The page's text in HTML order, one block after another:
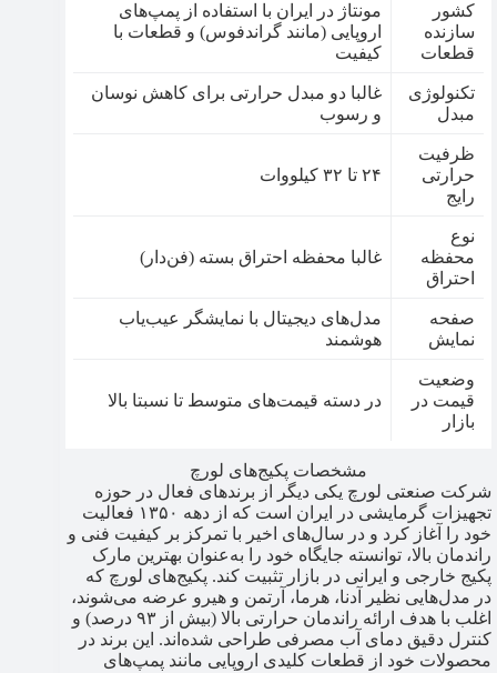
کشور
سازنده
قطعات
مونتاژ در ایران با استفاده از پمپ‌های
اروپایی (مانند گراندفوس) و قطعات با
کیفیت
تکنولوژی
مبدل
غالبا دو مبدل حرارتی برای کاهش نوسان
و رسوب
ظرفیت
حرارتی
رایج
۲۴ تا ۳۲ کیلووات
نوع
محفظه
احتراق
غالبا محفظه احتراق بسته (فن‌دار)
صفحه
نمایش
مدل‌های دیجیتال با نمایشگر عیب‌یاب
هوشمند
وضعیت
قیمت در
بازار
در دسته قیمت‌های متوسط تا نسبتا بالا
مشخصات پکیج‌های لورچ
شرکت صنعتی لورچ یکی دیگر از برندهای فعال در حوزه
تجهیزات گرمایشی در ایران است که از دهه ۱۳۵۰ فعالیت
خود را آغاز کرد و در سال‌های اخیر با تمرکز بر کیفیت فنی و
راندمان بالا، توانسته جایگاه خود را به‌عنوان بهترین مارک
پکیج خارجی و ایرانی در بازار تثبیت کند. پکیج‌های لورچ که
در مدل‌هایی نظیر آدنا، هرما، آرتمن و هیرو عرضه می‌شوند،
اغلب با هدف ارائه راندمان حرارتی بالا (بیش از ۹۳ درصد) و
کنترل دقیق دمای آب مصرفی طراحی شده‌اند. این برند در
محصولات خود از قطعات کلیدی اروپایی مانند پمپ‌های